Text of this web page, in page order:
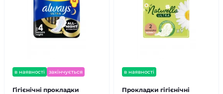
в наявності закінчується
Гігієнічні прокладки
в наявності
Прокладки гігієнічні